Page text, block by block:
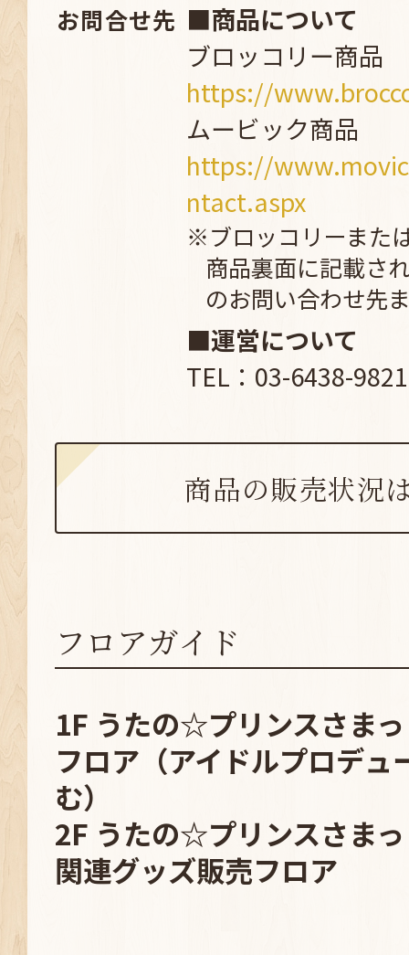
お問合せ先 ■商品について
ブロッコリー商品
https://
ムービック商品
https://
ntact.aspx
※ブロッコリーまた
商品裏面に記載さ
のお問い合わせ先
■運営について
TEL：03-6438-9821
商品の販売状況
フロアガイド
1F うたの☆プリンスさま
フロア（アイドルプロデュ
む）
2F うたの☆プリンスさま
関連グッズ販売フロア